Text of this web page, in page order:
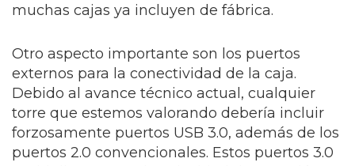
muchas cajas ya incluyen de fábrica.
Otro aspecto importante son los puertos
externos para la conectividad de la caja.
Debido al avance técnico actual, cualquier
torre que estemos valorando debería incluir
forzosamente puertos USB 3.0, además de los
puertos 2.0 convencionales. Estos puertos 3.0